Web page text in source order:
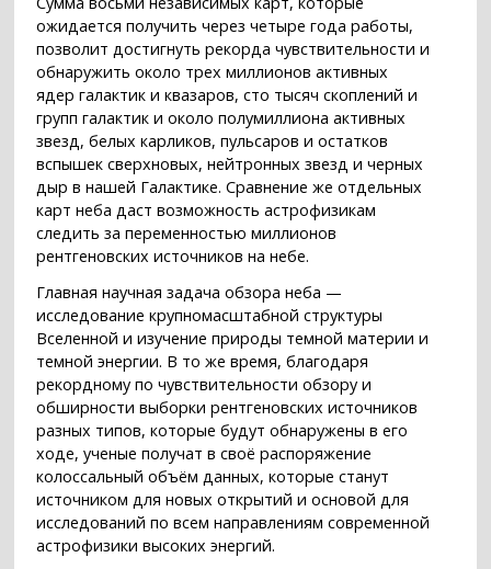
ожидается получить через четыре года работы,
позволит достигнуть рекорда чувствительности и
обнаружить около трех миллионов активных
ядер галактик и квазаров, сто тысяч скоплений и
групп галактик и около полумиллиона активных
звезд, белых карликов, пульсаров и остатков
вспышек сверхновых, нейтронных звезд и черных
дыр в нашей Галактике. Сравнение же отдельных
карт неба даст возможность астрофизикам
следить за переменностью миллионов
рентгеновских источников на небе.
Главная научная задача обзора неба —
исследование крупномасштабной структуры
Вселенной и изучение природы темной материи и
темной энергии. В то же время, благодаря
рекордному по чувствительности обзору и
обширности выборки рентгеновских источников
разных типов, которые будут обнаружены в его
ходе, ученые получат в своё распоряжение
колоссальный объём данных, которые станут
источником для новых открытий и основой для
исследований по всем направлениям современной
астрофизики высоких энергий.